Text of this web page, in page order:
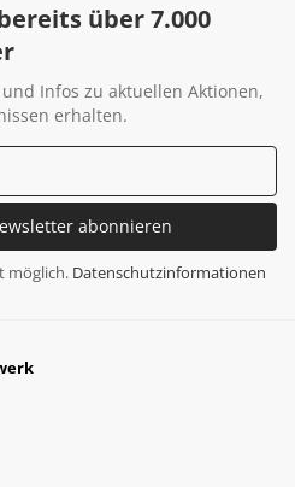
über 7.000
Infos zu aktuellen Aktionen,
erhalten.
abonnieren
möglich. Datenschutzinformationen